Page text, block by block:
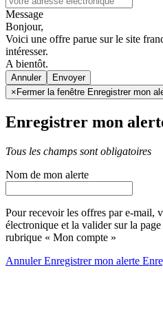
Message
Bonjour,
Voici une offre parue sur le site
intéresser.
A bientôt.
Annuler
× Fermer la fenêtre Enregistrer mon
Enregistrer mon
Tous les champs sont obligatoires
Nom de mon alerte
Pour recevoir les offres par e-mail,
électronique et la valider sur la page
rubrique « Mon compte »
AnnulerEnregistrer mon alerte